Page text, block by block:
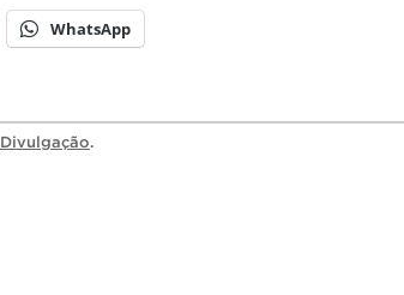
WhatsApp
Divulgação.